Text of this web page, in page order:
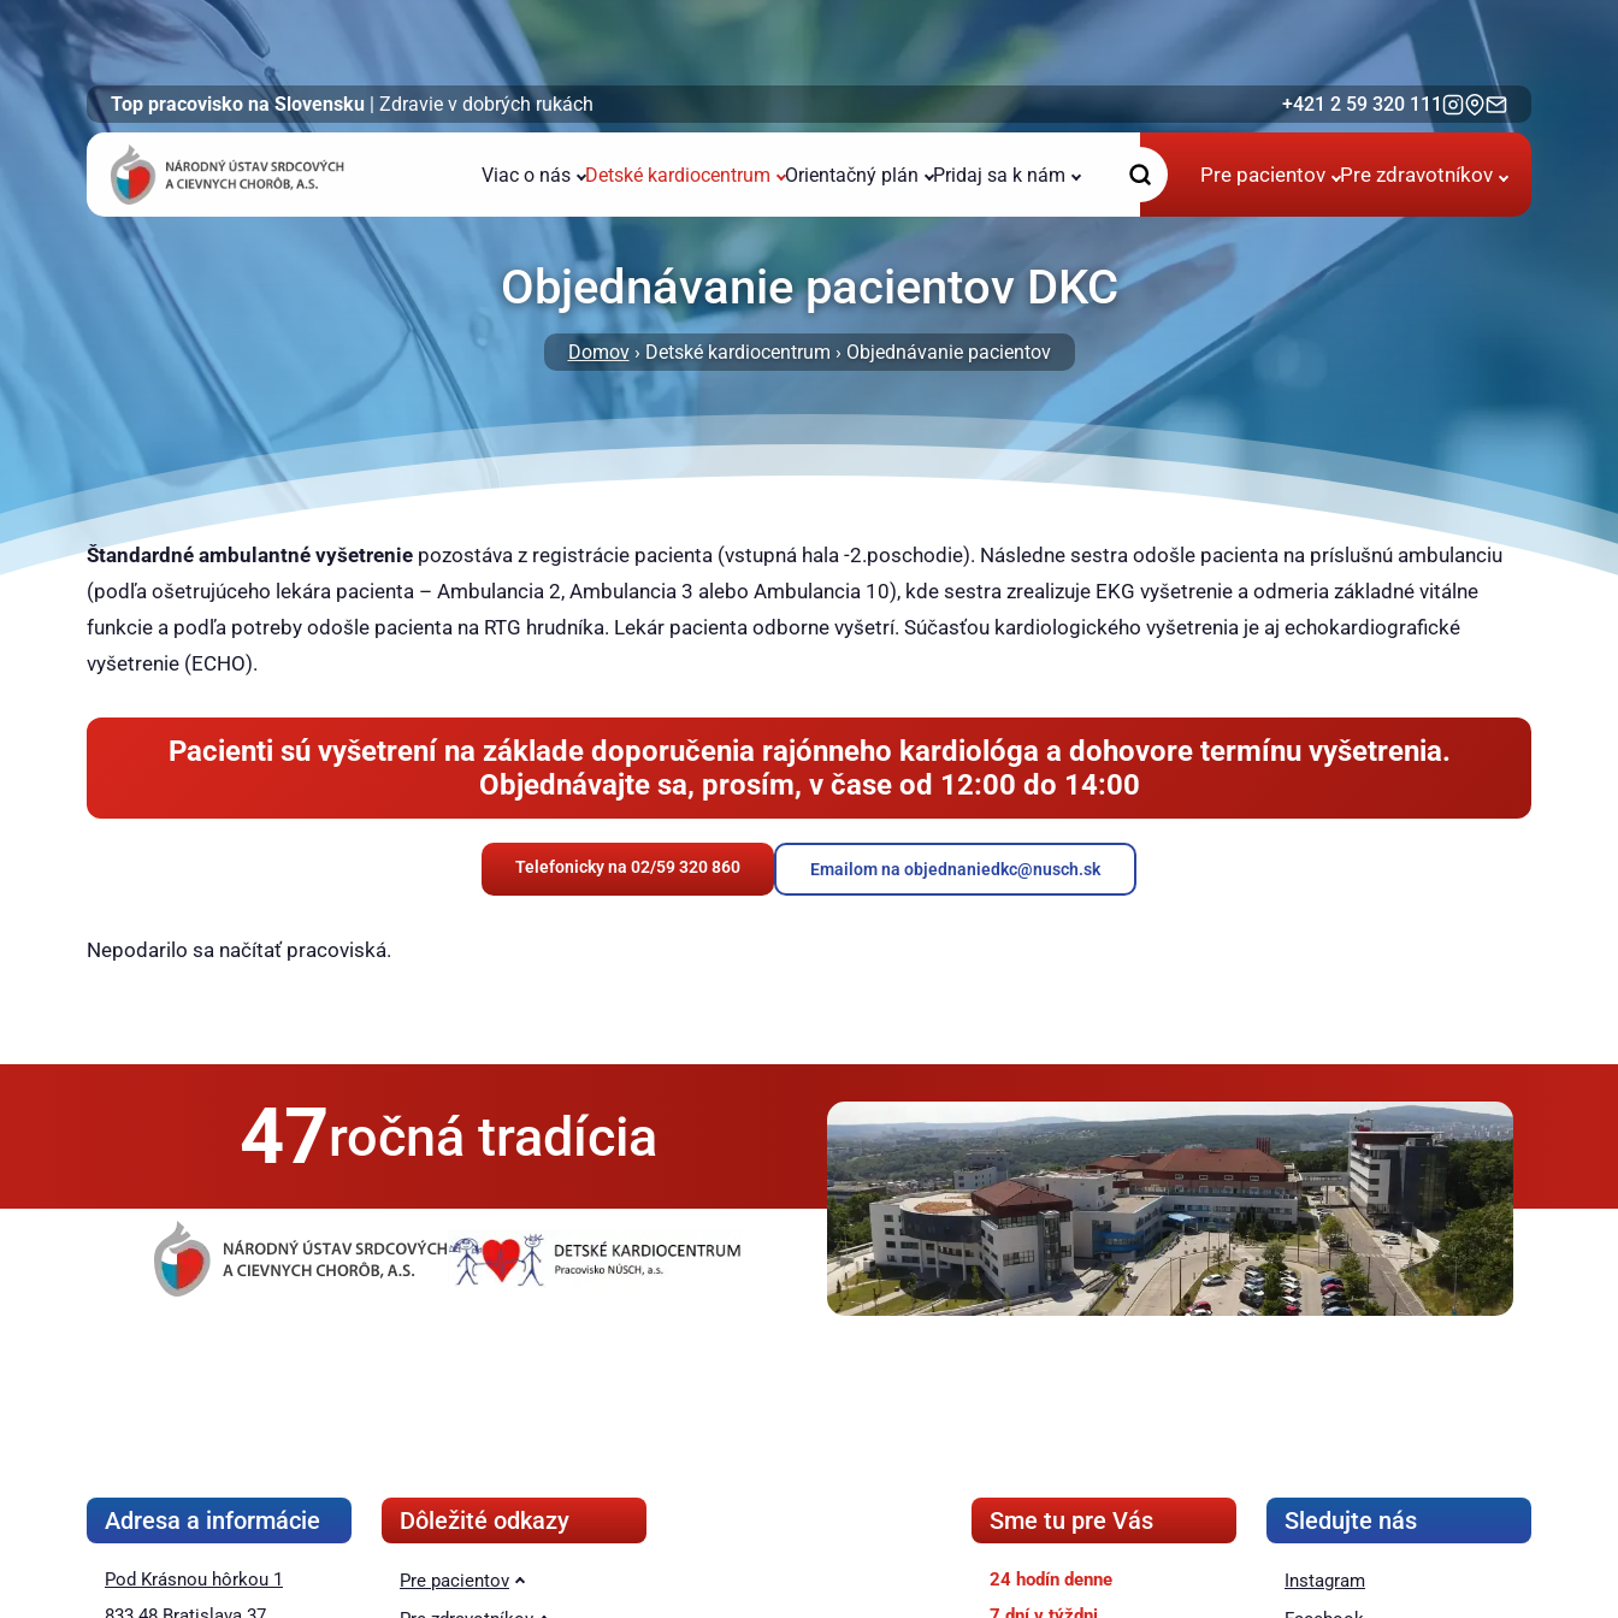
Top pracovisko na Slovensku | Zdravie v dobrých rukách +421 2 59 320 111
Viac o nás Detské kardiocentrum Orientačný plán Pridaj sa k nám Pre pacientov Pre zdravotníkov
Objednávanie pacientov DKC
Domov› Detské kardiocentrum › Objednávanie pacientov
Štandardné ambulantné vyšetrenie pozostáva z registrácie pacienta (vstupná hala -2.poschodie). Následne sestra odošle pacienta na príslušnú ambulanciu
(podľa ošetrujúceho lekára pacienta – Ambulancia 2, Ambulancia 3 alebo Ambulancia 10), kde sestra zrealizuje EKG vyšetrenie a odmeria základné vitálne
funkcie a podľa potreby odošle pacienta na RTG hrudníka. Lekár pacienta odborne vyšetrí. Súčasťou kardiologického vyšetrenia je aj echokardiografické
vyšetrenie (ECHO).
Pacienti sú vyšetrení na základe doporučenia rajónneho kardiológa a dohovore termínu vyšetrenia.
Objednávajte sa, prosím, v čase od 12:00 do 14:00
Telefonicky na 02/59 320 860 Emailom na objednaniedkc@nusch.sk
Nepodarilo sa načítať pracoviská.
47ročná tradícia
Adresa a informácie
Pod Krásnou hôrkou 1
Dôležité odkazy
Pre pacientov
Sme tu pre Vás
24 hodín denne
Sledujte nás
Instagram